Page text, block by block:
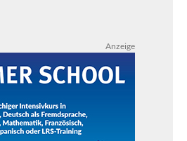
Anzeige